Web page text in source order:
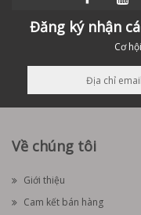
Đăng ký nhận
Cơ
Về chúng tôi
Giới thiệu
Cam kết bán hàng